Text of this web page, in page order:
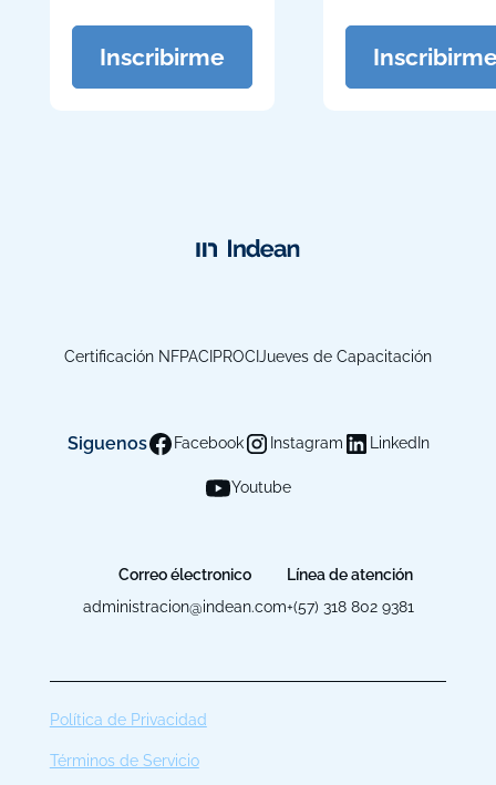
Inscribirme
Certificación NFPACIPROCIJueves de Capacitación
Siguenos Facebook Instagram LinkedIn
Youtube
Correo électronico
administracion@indean.com
Línea de atención
+(57) 318 802 9381
Política de Privacidad
Términos de Servicio